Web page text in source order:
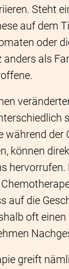
Steht
auf dem
oder
als
während der
können
auf die
oft
greift